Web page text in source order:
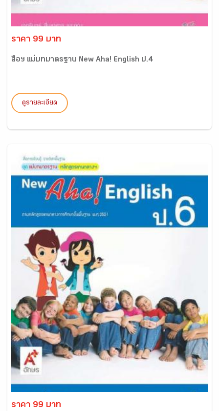
ราคา 99 บาท
สื่อฯ แม่บทมาตรฐาน New Aha! English ป.4
ดูรายละเอียด
ราคา 99 บาท